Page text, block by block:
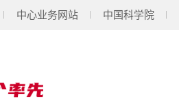
中心业务网站 中国科学院